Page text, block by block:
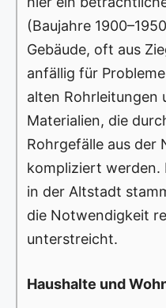
(Baujahre
Gebäude, oft aus
anfällig für
alten Rohrleitungen
Materialien, die
Rohrgefälle aus der
kompliziert werden.
in der Altstadt
die Notwendigkeit
unterstreicht.
Haushalte und